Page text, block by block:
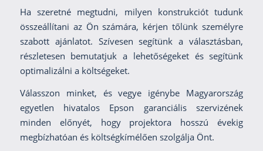
Ha szeretné megtudni, milyen konstrukciót tudunk
összeállítani az Ön számára, kérjen tőlünk személyre
szabott ajánlatot. Szívesen segítünk a választásban,
részletesen bemutatjuk a lehetőségeket és segítünk
optimalizálni a költségeket.
Válasszon minket, és vegye igénybe Magyarország
egyetlen hivatalos Epson garanciális szervizének
minden előnyét, hogy projektora hosszú évekig
megbízhatóan és költségkímélően szolgálja Önt.